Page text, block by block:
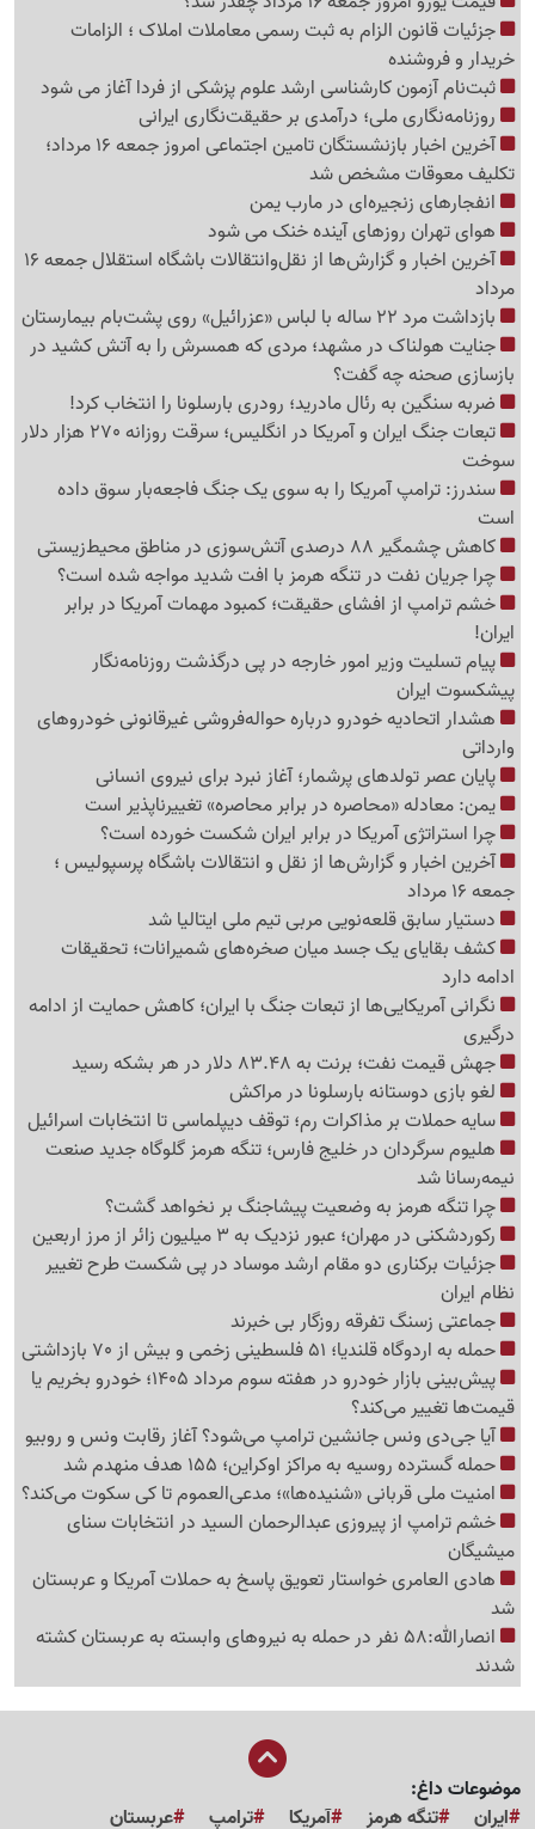
جزئیات قانون الزام به ثبت رسمی معاملات املاک ؛ الزامات
خریدار و فروشنده
ثبت‌نام‌ آزمون کارشناسی ارشد علوم پزشکی از فردا آغاز می شود
روزنامه‌نگاری ملی؛ درآمدی بر حقیقت‌نگاری ایرانی
آخرین اخبار بازنشستگان تامین اجتماعی امروز جمعه 16 مرداد؛
تکلیف معوقات مشخص شد
انفجارهای زنجیره‌ای در مارب یمن
هوای تهران روزهای آینده خنک می شود
آخرین اخبار و گزارش‌ها از نقل‌وانتقالات باشگاه استقلال جمعه 16
مرداد
بازداشت مرد 22 ساله با لباس «عزرائیل» روی پشت‌بام بیمارستان
جنایت هولناک در مشهد؛ مردی که همسرش را به آتش کشید در
بازسازی صحنه چه گفت؟
ضربه سنگین به رئال مادرید؛ رودری بارسلونا را انتخاب کرد!
تبعات جنگ ایران و آمریکا در انگلیس؛ سرقت روزانه 270 هزار دلار
سوخت
سندرز: ترامپ آمریکا را به سوی یک جنگ فاجعه‌بار سوق داده
است
کاهش چشمگیر 88 درصدی آتش‌سوزی در مناطق محیط‌زیستی
چرا جریان نفت در تنگه هرمز با افت شدید مواجه شده است؟
خشم ترامپ از افشای حقیقت؛ کمبود مهمات آمریکا در برابر
ایران!
پیام تسلیت وزیر امور خارجه در پی درگذشت روزنامه‌نگار
پیشکسوت ایران
هشدار اتحادیه خودرو درباره حواله‌فروشی غیرقانونی خودروهای
وارداتی
پایان عصر تولدهای پرشمار؛ آغاز نبرد برای نیروی انسانی
یمن: معادله «محاصره در برابر محاصره» تغییرناپذیر است
چرا استراتژی آمریکا در برابر ایران شکست خورده است؟
آخرین اخبار و گزارش‌ها از نقل و انتقالات باشگاه پرسپولیس ؛
جمعه 16 مرداد
دستیار سابق قلعه‌نویی مربی تیم ملی ایتالیا شد
کشف بقایای یک جسد میان صخره‌های شمیرانات؛ تحقیقات
ادامه دارد
نگرانی آمریکایی‌ها از تبعات جنگ با ایران؛ کاهش حمایت از ادامه
درگیری
جهش قیمت نفت؛ برنت به 83.48 دلار در هر بشکه رسید
لغو بازی دوستانه بارسلونا در مراکش
سایه حملات بر مذاکرات رم؛ توقف دیپلماسی تا انتخابات اسرائیل
هلیوم سرگردان در خلیج فارس؛ تنگه هرمز گلوگاه جدید صنعت
نیمه‌رسانا شد
چرا تنگه هرمز به وضعیت پیشاجنگ بر نخواهد گشت؟
رکوردشکنی در مهران؛ عبور نزدیک به 3 میلیون زائر از مرز اربعین
جزئیات برکناری دو مقام ارشد موساد در پی شکست طرح تغییر
نظام ایران
جماعتی زسنگ تفرقه روزگار بی خبرند
حمله به اردوگاه قلندیا؛ 51 فلسطینی زخمی و بیش از 70 بازداشتی
پیش‌بینی بازار خودرو در هفته سوم مرداد 1405؛ خودرو بخریم یا
قیمت‌ها تغییر می‌کند؟
آیا جی‌دی ونس جانشین ترامپ می‌شود؟ آغاز رقابت ونس و روبیو
حمله گسترده روسیه به مراکز اوکراین؛ 155 هدف منهدم شد
امنیت ملی قربانی «شنیده‌ها»؛ مدعی‌العموم تا کی سکوت می‌کند؟
خشم ترامپ از پیروزی عبدالرحمان السید در انتخابات سنای
میشیگان
هادی العامری خواستار تعویق پاسخ به حملات آمریکا و عربستان
شد
انصارالله:58 نفر در حمله به نیروهای وابسته به عربستان کشته
شدند
موضوعات داغ:
ایران
تنگه هرمز آمریکا ترامپ عربستان